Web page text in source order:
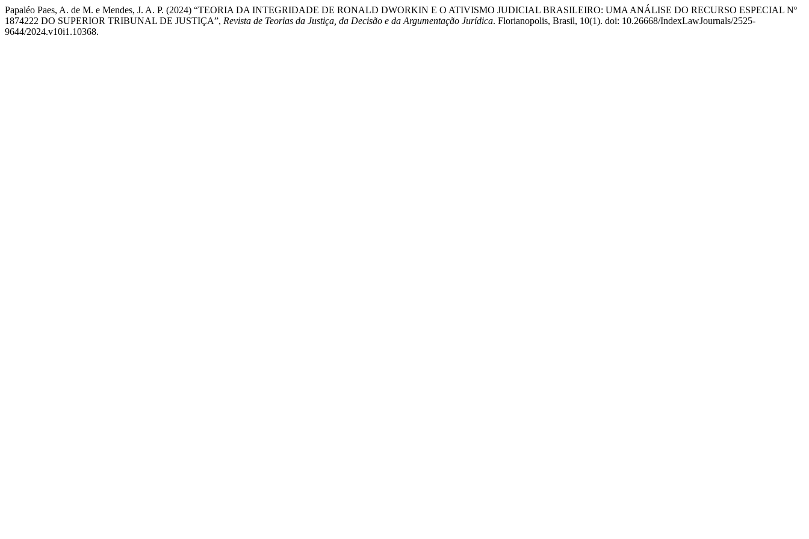
Papaléo Paes, A. de M. e Mendes, J. A. P. (2024) “TEORIA DA INTEGRIDADE DE RONALD DWORKIN E O ATIVISMO JUDICIAL BRASILEIRO: UMA ANÁLISE DO RECURSO ESPECIAL Nº
1874222 DO SUPERIOR TRIBUNAL DE JUSTIÇA”, Revista de Teorias da Justiça, da Decisão e da Argumentação Jurídica. Florianopolis, Brasil, 10(1). doi: 10.26668/IndexLawJournals/2525-
9644/2024.v10i1.10368.